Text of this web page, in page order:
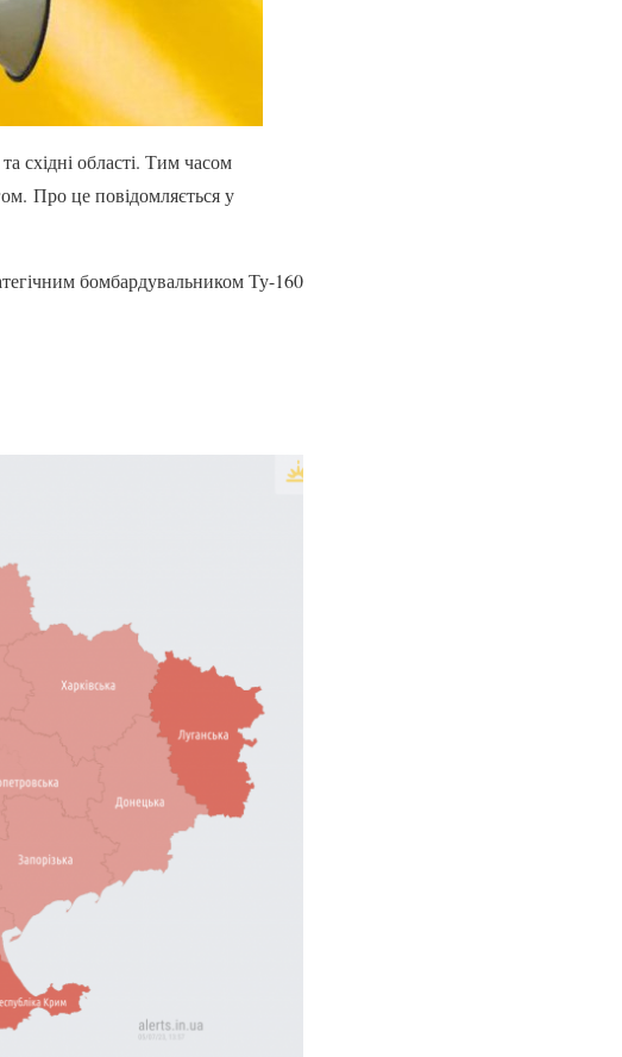
східні області. Тим часом
Про це повідомляється у
бомбардувальником Ту-160